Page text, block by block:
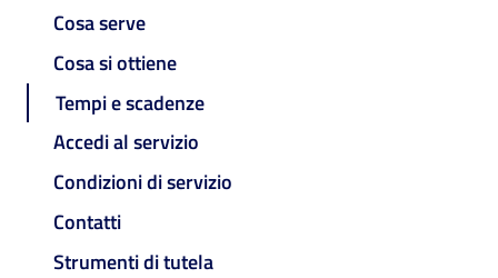
Cosa serve
Cosa si ottiene
Tempi e scadenze
Accedi al servizio
Condizioni di servizio
Contatti
Strumenti di tutela